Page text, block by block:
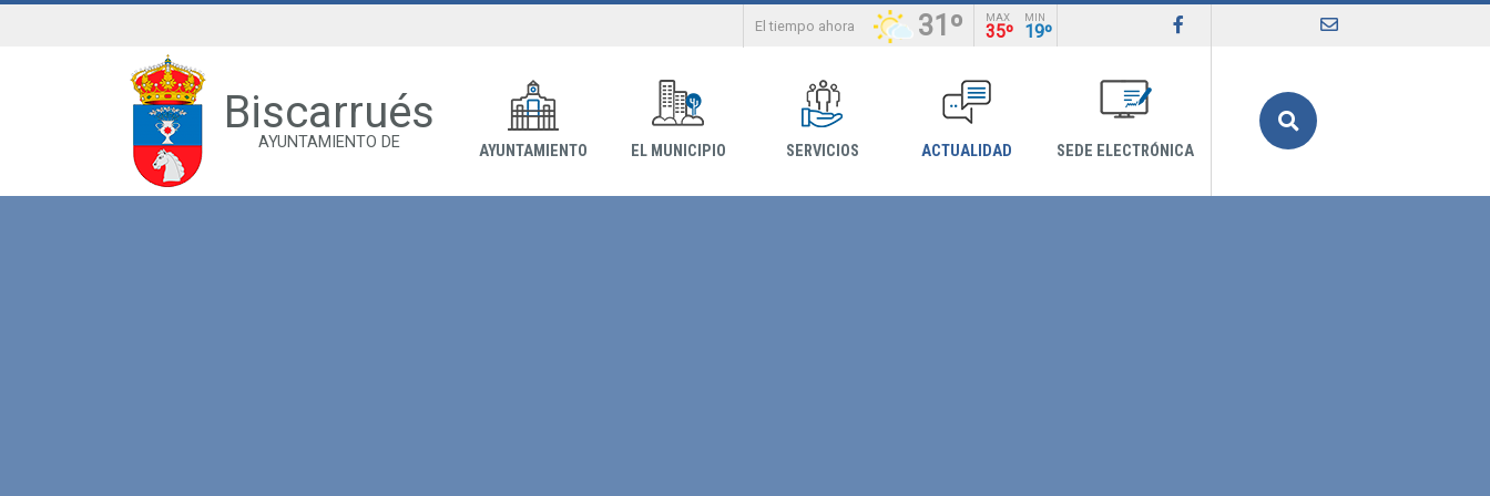
El tiempo ahora 31º MAX
35º
MIN
19º
Biscarrués
AYUNTAMIENTO DE AYUNTAMIENTO EL MUNICIPIO SERVICIOS ACTUALIDAD SEDE ELECTRÓNICA